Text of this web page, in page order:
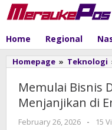
Skip
to
Home Regional
Homepage » Teknologi
Memulai Bisnis
Menjanjikan di
February 26, 2026
by
-
15